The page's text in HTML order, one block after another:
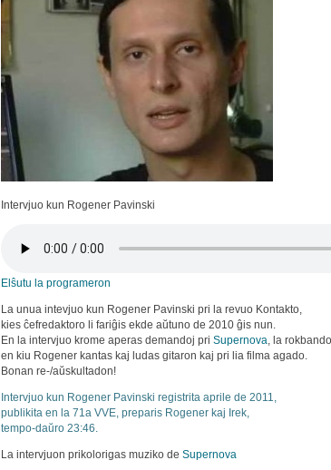
Intervjuo kun Rogener Pavinski
Elŝutu la programeron
La unua intevjuo kun Rogener Pavinski pri la revuo Kontakto,
kies ĉefredaktoro li fariĝis ekde aŭtuno de 2010 ĝis nun.
En la intervjuo krome aperas demandoj pri Supernova, la rokbando
en kiu Rogener kantas kaj ludas gitaron kaj pri lia filma agado.
Bonan re-/aŭskultadon!
Intervjuo kun Rogener Pavinski registrita aprile de 2011,
publikita en la 71a VVE, preparis Rogener kaj Irek,
tempo-daŭro 23:46.
La intervjuon prikolorigas muziko de Supernova